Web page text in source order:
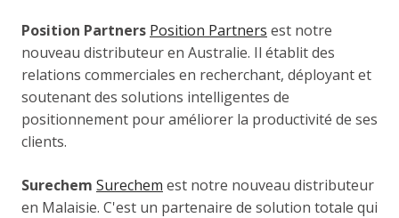
Position Partners Position Partners est notre
nouveau distributeur en Australie. Il établit des
relations commerciales en recherchant, déployant et
soutenant des solutions intelligentes de
positionnement pour améliorer la productivité de ses
clients.
Surechem Surechem est notre nouveau distributeur
en Malaisie. C'est un partenaire de solution totale qui